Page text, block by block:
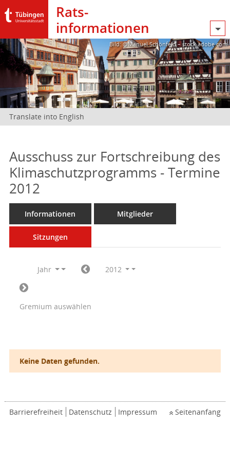
Rats­
informationen
Bild: @Manuel Schönfeld – stock.adobe.com
Translate into English
Ausschuss zur Fortschreibung des
Klimaschutzprogramms - Termine
2012
Informationen Mitglieder
Sitzungen
Jahr 2012
Gremium auswählen
Keine Daten gefunden.
Barrierefreiheit Datenschutz Impressum Seitenanfang